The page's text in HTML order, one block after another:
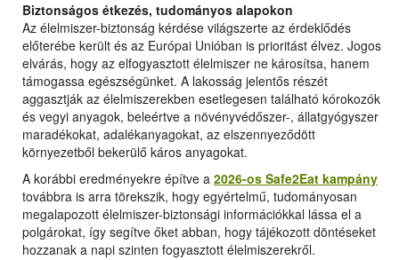
Biztonságos étkezés, tudományos alapokon
Az élelmiszer-biztonság kérdése világszerte az érdeklődés
előterébe került és az Európai Unióban is prioritást élvez. Jogos
elvárás, hogy az elfogyasztott élelmiszer ne károsítsa, hanem
támogassa egészségünket. A lakosság jelentős részét
aggasztják az élelmiszerekben esetlegesen található kórokozók
és vegyi anyagok, beleértve a növényvédőszer-, állatgyógyszer
maradékokat, adalékanyagokat, az elszennyeződött
környezetből bekerülő káros anyagokat.
A korábbi eredményekre építve a 2026-os Safe2Eat kampány
továbbra is arra törekszik, hogy egyértelmű, tudományosan
megalapozott élelmiszer-biztonsági információkkal lássa el a
polgárokat, így segítve őket abban, hogy tájékozott döntéseket
hozzanak a napi szinten fogyasztott élelmiszerekről.